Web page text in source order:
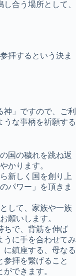
合う場所として、
拝するという決ま
」ですので、ご利
うな事柄を祈願する
の国の穢れを跳ね返
かります。
新しく国を創り上
パワー」を頂きま
して、家族や一族
願いします。
ちで、背筋を伸ば
うに手を合わせてみ
に鎮座する、母なる
参拝を繋げること
できます。